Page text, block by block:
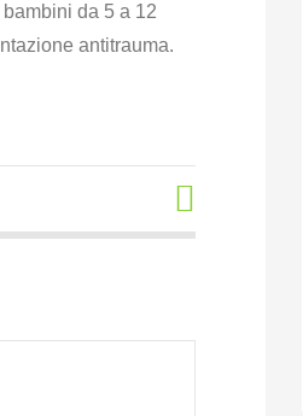
da 5 a 12
antitrauma.